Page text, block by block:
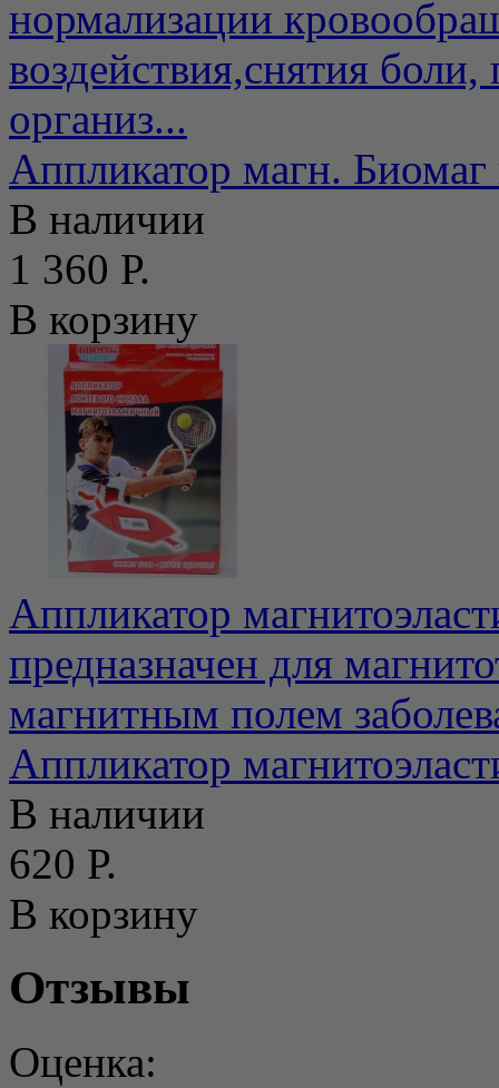
нормализации
воздействия,снятия
организ...
Аппликатор магн.
В наличии
1 360 Р.
В корзину
Аппликатор
предназначен для
магнитным полем
Аппликатор
В наличии
620 Р.
В корзину
Отзывы
Оценка: